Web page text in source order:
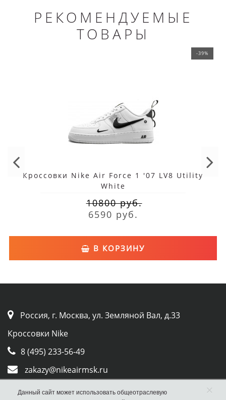
РЕКОМЕНДУЕМЫЕ
ТОВАРЫ
-39%
Кроссовки Nike Air Force 1 '07 LV8 Utility
White
10800 руб.
6590 руб.
В КОРЗИНУ
Россия, г. Москва, ул. Земляной Вал, д.33
Кроссовки Nike
8 (495) 233-56-49
zakazy@nikeairmsk.ru
Whatsapp
Данный сайт может использовать общеотраслевую
×